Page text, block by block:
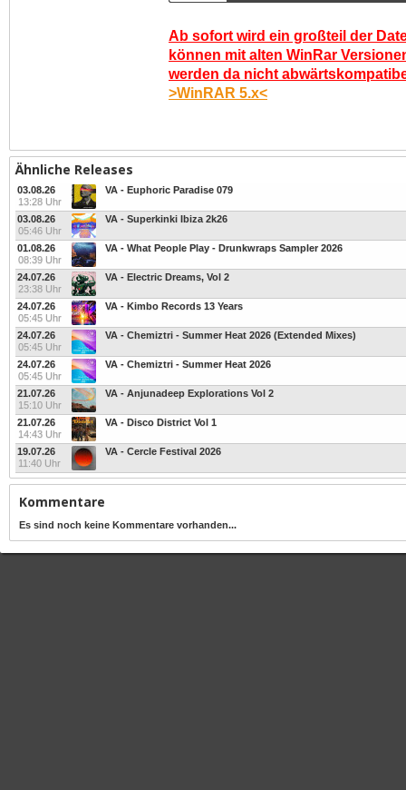
Ab sofort wird ein großteil der
können mit alten WinRar
werden da nicht
>WinRAR 5.x<
Ähnliche Releases
03.08.26
13:28 Uhr
VA - Euphoric Paradise 079
03.08.26
05:46 Uhr
VA - Superkinki Ibiza 2k26
01.08.26
08:39 Uhr
VA - What People Play - Drunkwraps Sampler 2026
24.07.26
23:38 Uhr
VA - Electric Dreams, Vol 2
24.07.26
05:45 Uhr
VA - Kimbo Records 13 Years
24.07.26
05:45 Uhr
VA - Chemiztri - Summer Heat 2026 (Extended Mixes)
24.07.26
05:45 Uhr
VA - Chemiztri - Summer Heat 2026
21.07.26
15:10 Uhr
VA - Anjunadeep Explorations Vol 2
21.07.26
14:43 Uhr
VA - Disco District Vol 1
19.07.26
11:40 Uhr
VA - Cercle Festival 2026
Kommentare
Es sind noch keine Kommentare vorhanden...